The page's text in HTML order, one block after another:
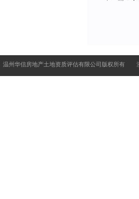
温州华信房地产土地资质评估有限公司版权所有